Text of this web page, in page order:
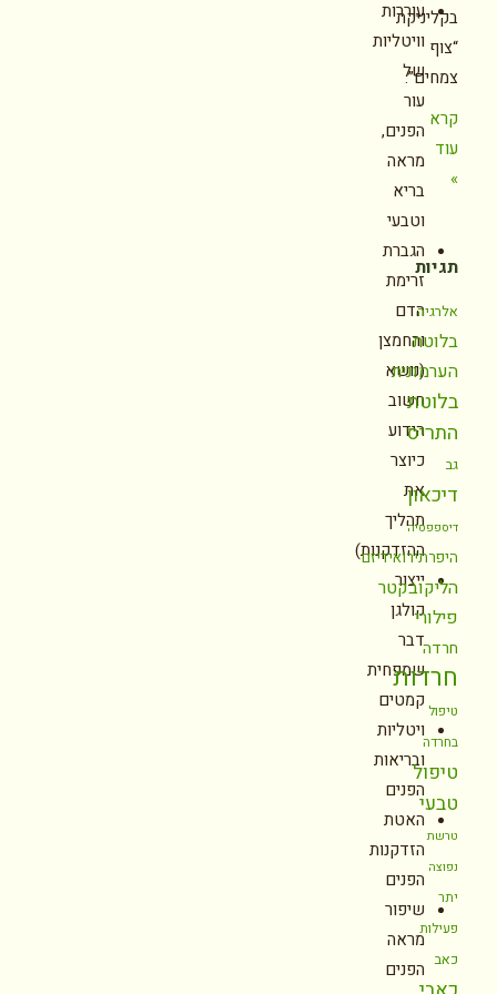
עוררות
וויטליות
של
עור
הפנים,
מראה
בריא
וטבעי
הגברת
זרימת
הדם
והחמצן
(נושא
חשוב
הידוע
כיוצר
את
תהליך
ההזדקנות)
ייצור
קולגן
דבר
שמפחית
קמטים
ויטליות
ובריאות
הפנים
האטת
הזדקנות
הפנים
שיפור
מראה
הפנים
בקליניקת
“צוף
צמחים”.
קרא
עוד
»
תגיות
אלרגיה
בלוטת
הערמונית
בלוטת
התריס
גב
דיכאון
דיספפסיה
היפרתירואידיזם
הליקובקטר
פילורי
חרדה
חרדות
טיפול
בחרדה
טיפול
טבעי
טרשת
נפוצה
יתר
פעילות
כאב